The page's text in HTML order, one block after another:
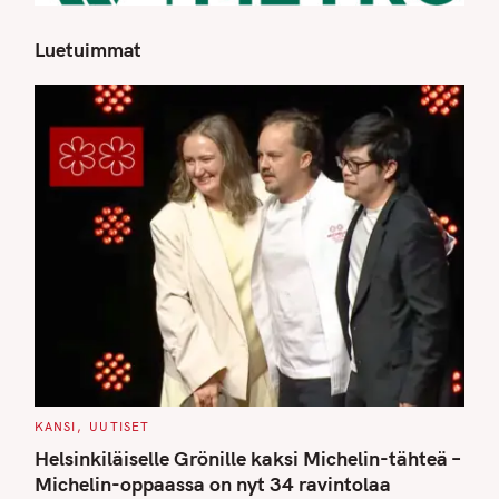
Luetuimmat
C
T
E
G
O
KANSI UUTISET
Helsinkiläiselle Grönille kaksi Michelin-tähteä –
Michelin-oppaassa on nyt 34 ravintolaa
S
e
a